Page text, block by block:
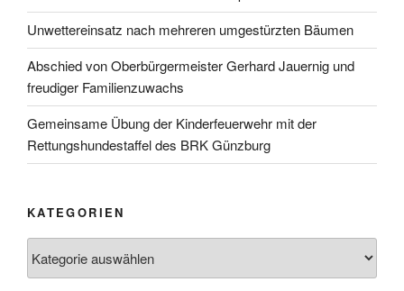
Unwettereinsatz nach mehreren umgestürzten Bäumen
Abschied von Oberbürgermeister Gerhard Jauernig und
freudiger Familienzuwachs
Gemeinsame Übung der Kinderfeuerwehr mit der
Rettungshundestaffel des BRK Günzburg
KATEGORIEN